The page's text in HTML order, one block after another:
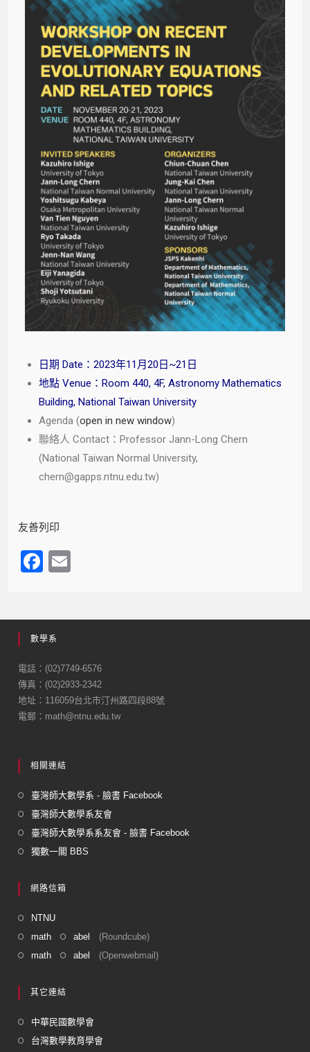
日期 Date：2023年11月20日~21日
地點 Venue：Room 440, 4F, Astronomy Mathematics
Building, National Taiwan University
Agenda (open in new window)
聯絡人 Contact：Professor Jann-Long Chern
(National Taiwan Normal University,
chern@gapps.ntnu.edu.tw)
友善列印
F
e
b
o
o
k
數學系
電話：(02)7749-6576
傳真：(02)2933-2342
地址：116059台北市汀州路四段88號
電郵：math@ntnu.edu.tw
相關連結
臺灣師大數學系 - 臉書 Facebook
臺灣師大數學系友會
臺灣師大數學系系友會 - 臉書 Facebook
獨數一閣 BBS
網路信箱
NTNU
math
abel (Roundcube)
math
abel (Openwebmail)
其它連結
中華民國數學會
台灣數學教育學會